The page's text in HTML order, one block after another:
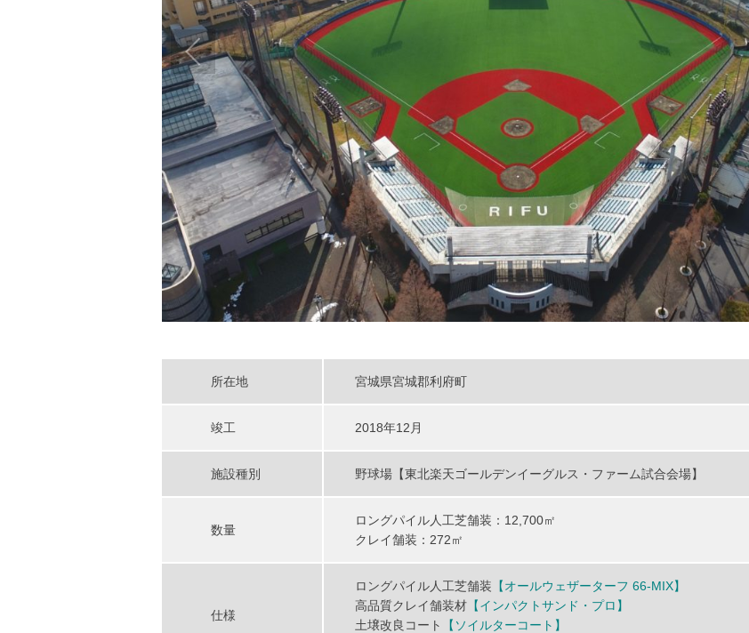
所在地 宮城県宮城郡利府町
竣工 2018年12月
施設種別 野球場【東北楽天ゴールデンイーグルス・ファーム試合会場】
数量
ロングパイル人工芝舗装：12,700㎡
クレイ舗装：272㎡
仕様
ロングパイル人工芝舗装 【オールウェザーターフ 66-MIX】
高品質クレイ舗装材 【インパクトサンド・プロ】
土壌改良コート
【ソイルターコート】